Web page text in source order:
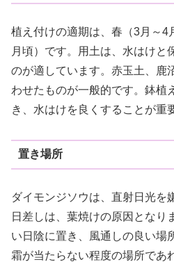
植え付けの適期は、春（3月～4
月頃）です。用土は、水はけと
のが適しています。赤玉土、鹿
わせたものが一般的です。鉢植
き、水はけを良くすることが重
置き場所
ダイモンジソウは、直射日光を
日差しは、葉焼けの原因となり
い日陰に置き、風通しの良い場
霜が当たらない程度の場所であ